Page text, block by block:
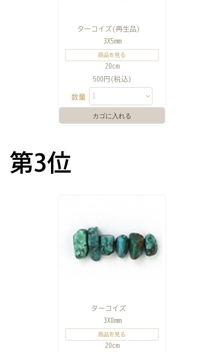
ターコイズ(再生品)
3X5mm
商品を見る
20cm
500円(税込)
数量
ターコイズ
3X8mm
商品を見る
20cm